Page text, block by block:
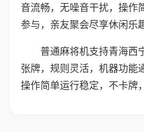
音流畅，无噪音干扰，操作
参与，亲友聚会尽享休闲乐
普通麻将机支持青海西
张牌，规则灵活，机器功能
操作简单运行稳定，不卡牌